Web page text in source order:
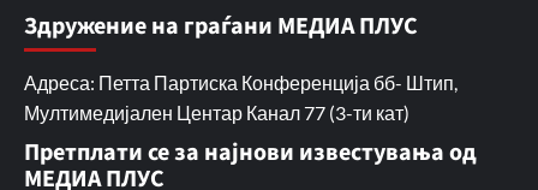
Здружение на граѓани МЕДИА ПЛУС
Адреса: Петта Партиска Конференција бб- Штип,
Мултимедијален Центар Канал 77 (3-ти кат)
Претплати се за најнови известувања од
МЕДИА ПЛУС